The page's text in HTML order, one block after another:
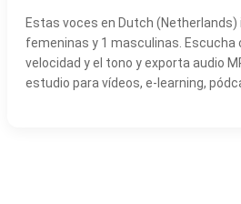
Estas voces en Dutch (Netherlands)
femeninas y 1 masculinas. Escucha
velocidad y el tono y exporta audio
estudio para vídeos, e-learning,